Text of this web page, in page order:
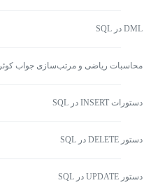
محاسبات ریاضی و مرتب‌سازی جواب
دستورات INSERT در SQL
دستور DELETE در SQL
دستور UPDATE در SQL